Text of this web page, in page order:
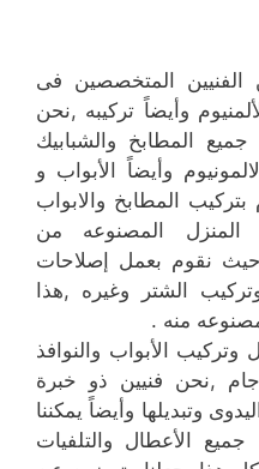
الفنيين المتخصصين فى
وأيضاً تركيبه ,نحن
المطابخ والشبابيك
وأيضاً الأبواب و
المطابخ والابواب
المنزل المصنوعه من
,حيث نقوم بعمل إصلاحات
الشتر وغيره ,هذا
منه .
الأبواب والنوافذ
جام ,نحن فنيين ذو خبرة
وتبديلها وأيضاً يمكننا
جميع الأعطال والتلفيات